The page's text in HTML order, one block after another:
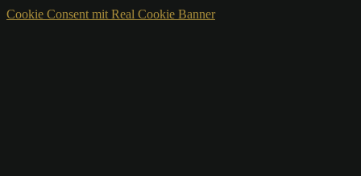
Cookie Consent mit Real Cookie Banner